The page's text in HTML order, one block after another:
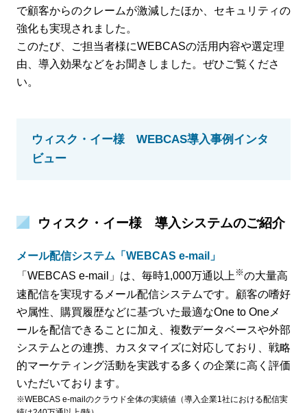
で顧客からのクレームが激減したほか、セキュリティの
強化も実現されました。
このたび、ご担当者様にWEBCASの活用内容や選定理
由、導入効果などをお聞きしました。ぜひご覧くださ
い。
ウィスク・イー様 WEBCAS導入事例インタ
ビュー
ウィスク・イー様 導入システムのご紹介
メール配信システム「WEBCAS e-mail」
「WEBCAS e-mail」は、毎時1,000万通以上※の大量高
速配信を実現するメール配信システムです。顧客の嗜好
や属性、購買履歴などに基づいた最適なOne to Oneメ
ールを配信できることに加え、複数データベースや外部
システムとの連携、カスタマイズに対応しており、戦略
的マーケティング活動を実践する多くの企業に高く評価
いただいております。
※WEBCAS e-mailのクラウド全体の実績値（導入企業1社における配信実